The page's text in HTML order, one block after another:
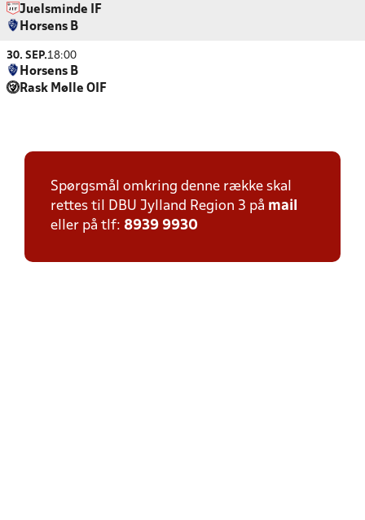
Juelsminde IF
Horsens B
30. SEP.18:00
Horsens B
Rask Mølle OIF
Spørgsmål omkring denne række skal
rettes til DBU Jylland Region 3 på mail
eller på tlf: 8939 9930